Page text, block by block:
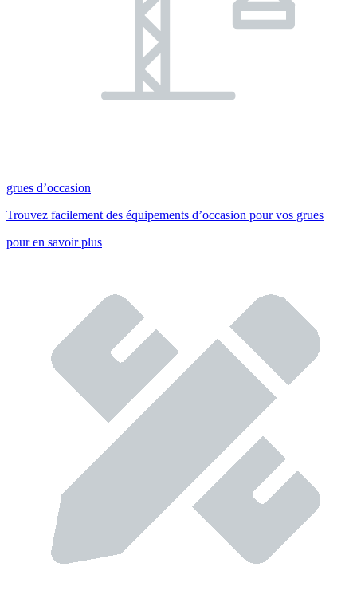
grues d’occasion
Trouvez facilement des équipements d’occasion pour vos grues
pour en savoir plus